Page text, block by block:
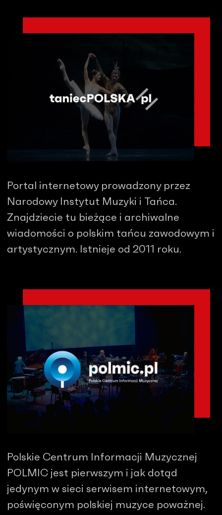
Portal internetowy prowadzony przez
Narodowy Instytut Muzyki i Tańca.
Znajdziecie tu bieżące i archiwalne
wiadomości o polskim tańcu zawodowym i
artystycznym. Istnieje od 2011 roku.
Polskie Centrum Informacji Muzycznej
POLMIC jest pierwszym i jak dotąd
jedynym w sieci serwisem internetowym,
poświęconym polskiej muzyce poważnej.